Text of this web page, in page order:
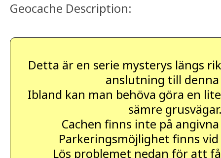
Geocache Description:
Detta är en serie mysterys längs
anslutning till denna
Ibland kan man behöva göra en
sämre
Cachen finns inte på
Parkeringsmöjlighet finns
Lös problemet nedan för att